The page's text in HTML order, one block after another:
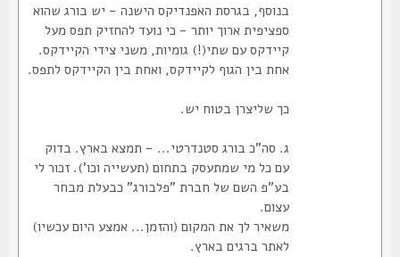
בנוסף, בגרסת האפנדיקס הישנה - יש בורג שהוא
ספציפית ארוך יותר - כי נועד להחזיק תפס מעל
קיידקס עם שתי(!) גומיות, משני צידי הקיידקס.
אחת בין הגוף לקיידקס, ואחת בין הקיידקס לתפס.
כך שליצרן בטוח יש.
ג. סה"כ בורג סטנדרטי... - תמצא בארץ. בדוק
עם כל מי שמתעסק בתחום (תעשייה וכו'). זכור לי
בע"פ השם של חברת "פלבורג" כבעלת מבחר
עצום.
משאיר לך את המקום (והזמן... אמצע היום עכשיו)
לאתר ברגים בארץ.